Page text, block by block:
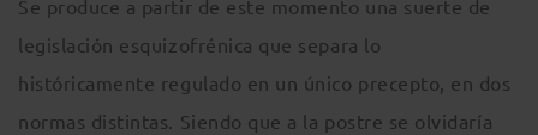
Se produce a partir de este momento una suerte de
legislación esquizofrénica que separa lo
históricamente regulado en un único precepto, en dos
normas distintas. Siendo que a la postre se olvidaría